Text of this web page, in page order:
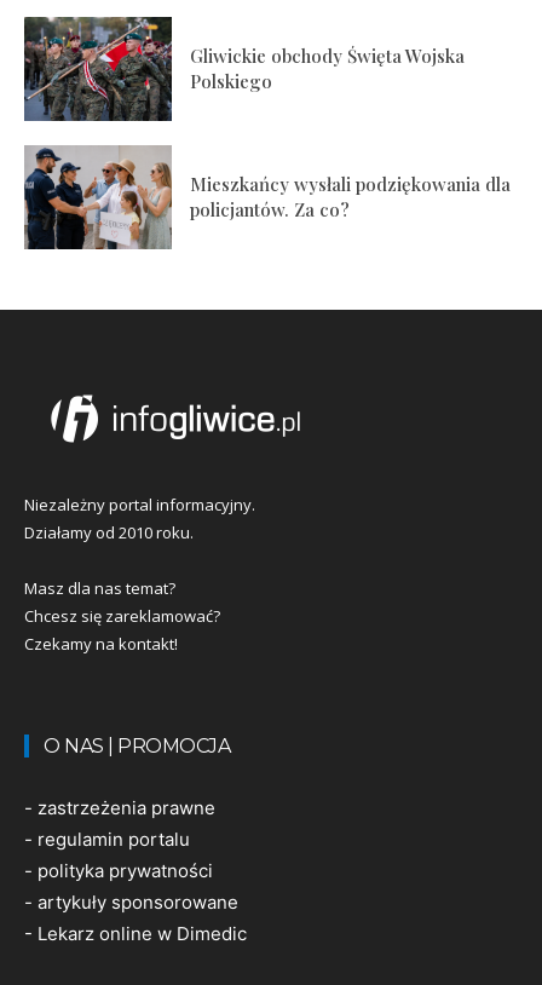
Gliwickie obchody Święta Wojska
Polskiego
Mieszkańcy wysłali podziękowania dla
policjantów. Za co?
Niezależny portal informacyjny.
Działamy od 2010 roku.
Masz dla nas temat?
Chcesz się zareklamować?
Czekamy na kontakt!
O NAS | PROMOCJA
- zastrzeżenia prawne
- regulamin portalu
- polityka prywatności
- artykuły sponsorowane
- Lekarz online w Dimedic